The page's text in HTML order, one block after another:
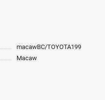
macawBC/TOYOTA199
Macaw